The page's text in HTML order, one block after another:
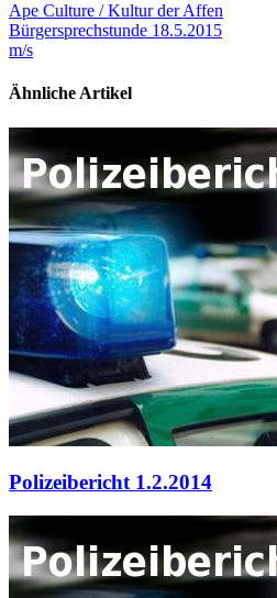
Ape Culture / Kultur der Affen
Bürgersprechstunde 18.5.2015
m/s
Ähnliche Artikel
Polizeibericht 1.2.2014